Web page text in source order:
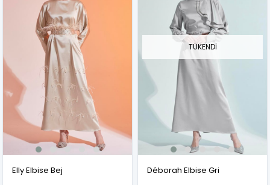
Elly Elbise Bej
TÜKENDI
Déborah Elbise Gri